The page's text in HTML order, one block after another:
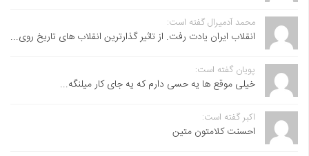
محمد آدمیرال گفته است:
انقلاب ایران یادت رفت. از تاثیر گذارترین انقلاب های تاریخ روی...
پویان گفته است:
خیلی موقع ها یه حسی دارم که یه جای کار میلنگه...
اکبر گفته است:
احسنت ‌کلامتون متین